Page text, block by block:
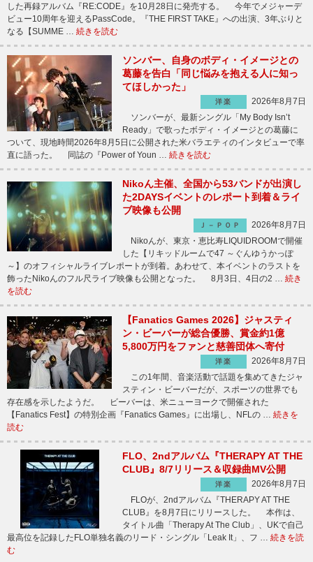
した再録アルバム『RE:CODE』を10月28日に発売する。 今年でメジャーデ
ビュー10周年を迎えるPassCode。『THE FIRST TAKE』への出演、3年ぶりと
なる【SUMME … 続きを読む
ソンバー、自身のボディ・イメージとの
葛藤を告白「同じ悩みを抱える人に知っ
てほしかった」
洋楽
2026年8月7日
ソンバーが、最新シングル「My Body Isn’t
Ready」で歌ったボディ・イメージとの葛藤に
ついて、現地時間2026年8月5日に公開された米バラエティのインタビューで率
直に語った。 同誌の『Power of Youn … 続きを読む
Nikoん主催、全国から53バンドが出演し
た2DAYSイベントのレポート到着＆ライ
ブ映像も公開
Ｊ－ＰＯＰ
2026年8月7日
Nikoんが、東京・恵比寿LIQUIDROOMで開催
した【リキッドルームで47 ～ぐんゆうかっぽ
～】のオフィシャルライブレポートが到着。あわせて、本イベントのラストを
飾ったNikoんのフル尺ライブ映像も公開となった。 8月3日、4日の2 … 続き
を読む
【Fanatics Games 2026】ジャスティ
ン・ビーバーが総合優勝、賞金約1億
5,800万円をファンと慈善団体へ寄付
洋楽
2026年8月7日
この1年間、音楽活動で話題を集めてきたジャ
スティン・ビーバーだが、スポーツの世界でも
存在感を示したようだ。 ビーバーは、米ニューヨークで開催された
【Fanatics Fest】の特別企画『Fanatics Games』に出場し、NFLの … 続きを
読む
FLO、2ndアルバム『THERAPY AT THE
CLUB』8/7リリース＆収録曲MV公開
洋楽
2026年8月7日
FLOが、2ndアルバム『THERAPY AT THE
CLUB』を8月7日にリリースした。 本作は、
タイトル曲「Therapy At The Club」、UKで自己
最高位を記録したFLO単独名義のリード・シングル「Leak It」、フ … 続きを読
む